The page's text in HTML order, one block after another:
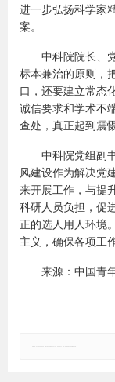
进一步弘扬科学家
案。
中科院院长、
标本兼治的原则，
口，还要建立常态
诚信要求和学术不
查处，真正起到震
中科院党组副
风建设作为解决党
来开展工作，与提
科研人员负担，促
正的选人用人环境
主义，确保各项工
来源：中国青